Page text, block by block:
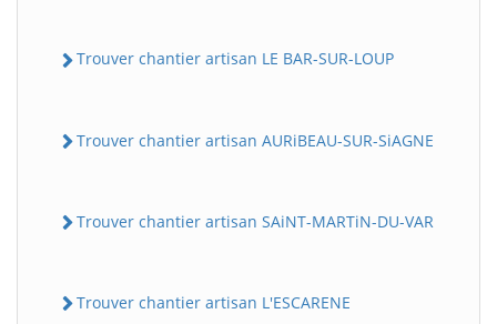
Trouver chantier artisan LE BAR-SUR-LOUP
Trouver chantier artisan AURiBEAU-SUR-SiAGNE
Trouver chantier artisan SAiNT-MARTiN-DU-VAR
Trouver chantier artisan L'ESCARENE